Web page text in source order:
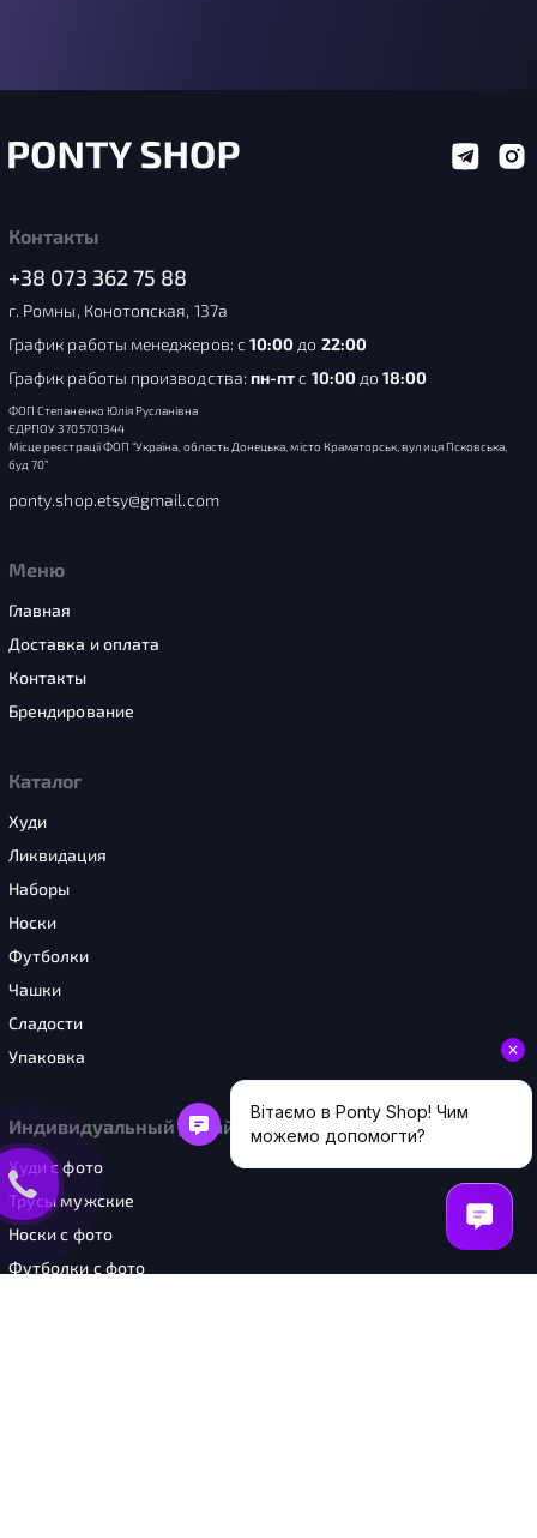
Контакты
+38 073 362 75 88
г. Ромны, Конотопская, 137а
График работы менеджеров: с 10:00 до 22:00
График работы производства: пн-птс 10:00до18:00
ФОП Степаненко Юлія Русланівна
ЄДРПОУ 3705701344
Місце реєстрації ФОП “Україна, область Донецька, місто Краматорськ, вулиця Псковська,
буд 70”
ponty.shop.etsy@gmail.com
Меню
Главная
Доставка и оплата
Контакты
Брендирование
Каталог
Худи
Ликвидация
Наборы
Носки
Футболки
Чашки
Сладости
Упаковка
Индивидуальный дизайн
Худи с фото
Трусы мужские
Носки с фото
Футболки с фото